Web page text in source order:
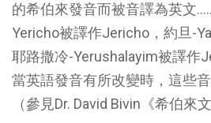
的希伯來發音而被音譯為英文
Yericho被譯作Jericho，約旦-
耶路撒冷-Yerushalayim被譯作
當英語發音有所改變時，這些
（參見Dr. David Bivin《希伯來